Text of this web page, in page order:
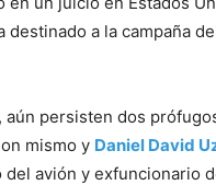
destinado a la campaña de
aún persisten dos
mismo y Daniel David
del avión y exfuncionario